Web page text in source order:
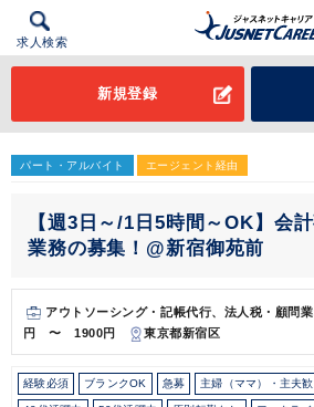
求人検索
新規登録
パート・アルバイト エージェント経由
【週3日～/1日5時間～OK】会
業務の募集！@新宿御苑前
アウトソーシング・記帳代行、法人税・顧問業
円 〜 1900円
東京都新宿区
経験必須 ブランクOK 急募 主婦（ママ）・主夫